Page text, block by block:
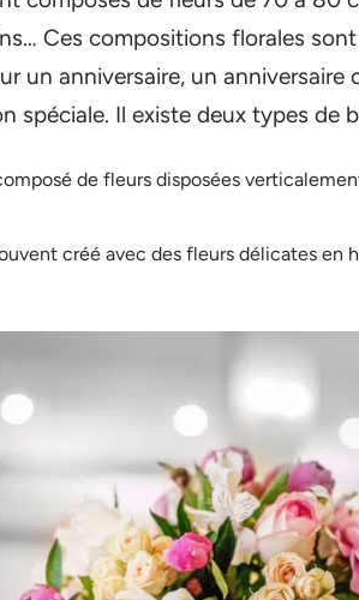
Ces compositions florales
un anniversaire, un anniversaire
spéciale. Il existe deux types de
de fleurs disposées
créé avec des fleurs délicates en